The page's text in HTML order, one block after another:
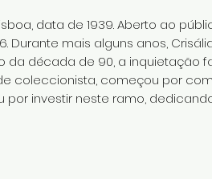
data de 1939. Aberto ao
mais alguns anos,
da década de 90, a inquietação
coleccionista, começou por
por investir neste ramo,